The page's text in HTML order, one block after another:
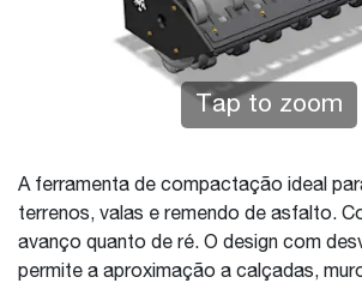
Tap to zoom
A ferramenta de compactação ideal
terrenos, valas e remendo de asfalto.
avanço quanto de ré. O design com
permite a aproximação a calçadas,